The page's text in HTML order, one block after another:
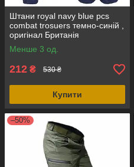
Штани royal navy blue pcs
combat trosuers темно-синій ,
оригінал Британія
Менше 3 од.
212 ₴ 530 ₴
Купити
–50%